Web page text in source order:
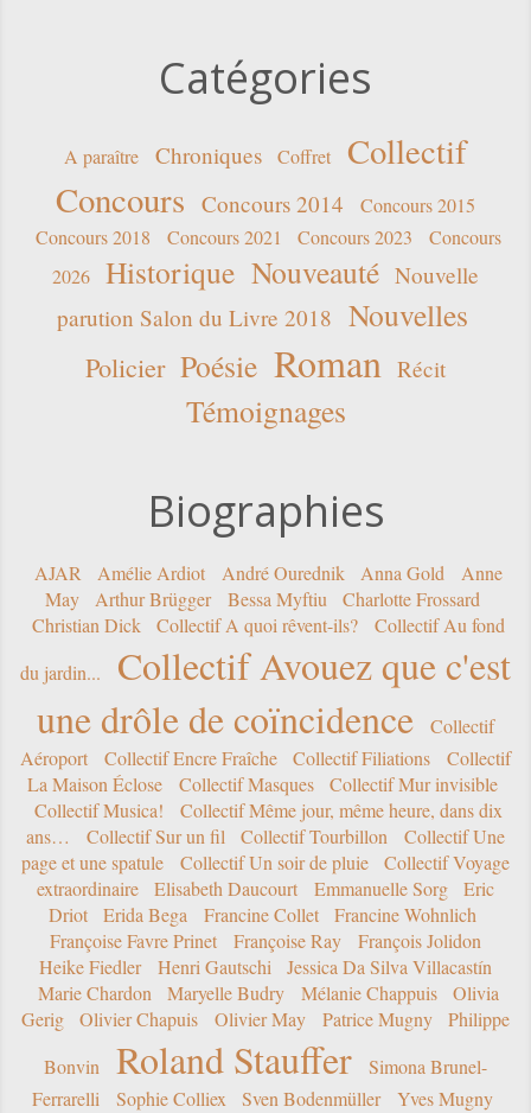
Catégories
A paraître Chroniques Coffret
Collectif
Concours Concours 2014
Concours 2015
Concours 2018
Concours 2021 Concours 2023
Concours
2026
Historique Nouveauté Nouvelle
parution Salon du Livre 2018 Nouvelles
Policier Poésie Roman Récit
Témoignages
Biographies
AJAR Amélie Ardiot André Ourednik Anna Gold
Anne
May
Arthur Brügger Bessa Myftiu
Charlotte Frossard
Christian Dick
Collectif A quoi rêvent-ils?
Collectif Au fond
du jardin...
Collectif Avouez que c'est
une drôle de coïncidence
Collectif
Aéroport
Collectif Encre Fraîche Collectif Filiations
Collectif
La Maison Éclose
Collectif Masques
Collectif Mur invisible
Collectif Musica!
Collectif Même jour, même heure, dans dix
ans…
Collectif Sur un fil Collectif Tourbillon
Collectif Une
page et une spatule
Collectif Un soir de pluie
Collectif Voyage
extraordinaire
Elisabeth Daucourt Emmanuelle Sorg
Eric
Driot
Erida Bega Francine Collet
Francine Wohnlich
Françoise Favre Prinet
Françoise Ray
François Jolidon
Heike Fiedler
Henri Gautschi
Jessica Da Silva Villacastín
Marie Chardon
Maryelle Budry Mélanie Chappuis
Olivia
Gerig
Olivier Chapuis Olivier May Patrice Mugny
Philippe
Bonvin
Roland Stauffer
Simona Brunel-
Ferrarelli
Sophie Colliex Sven Bodenmüller Yves Mugny